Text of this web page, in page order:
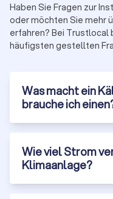
Haben Sie Fragen zur
oder möchten Sie mehr
erfahren? Bei Trustlocal
häufigsten gestellten
Was macht ein
brauche ich
Wie viel Strom
Klimaanlage?